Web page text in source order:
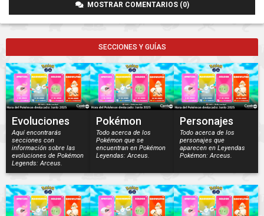
MOSTRAR COMENTARIOS (0)
SECCIONES Y GUÍAS
Evoluciones
Aquí encontrarás
secciones con
información sobre las
evoluciones de Pokémon
Legends: Arceus.
Pokémon
Todo acerca de los
Pokémon que se
encuentran en Pokémon
Leyendas: Arceus.
Personajes
Todo acerca de los
personajes que
aparecen en Leyendas
Pokémon: Arceus.